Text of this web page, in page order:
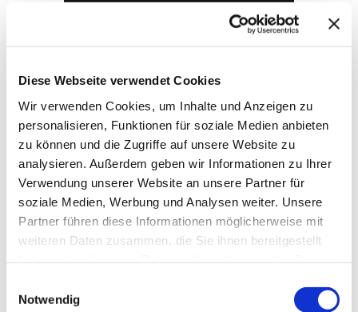
Diese Webseite verwendet Cookies
Wir verwenden Cookies, um Inhalte und Anzeigen zu
personalisieren, Funktionen für soziale Medien anbieten
zu können und die Zugriffe auf unsere Website zu
analysieren. Außerdem geben wir Informationen zu Ihrer
Verwendung unserer Website an unsere Partner für
soziale Medien, Werbung und Analysen weiter. Unsere
Partner führen diese Informationen möglicherweise mit
weiteren Daten zusammen, die Sie ihnen bereitgestellt
Notwendig
mAIstack → FOUNDATION